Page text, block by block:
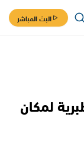
البث المباشر
لمكان